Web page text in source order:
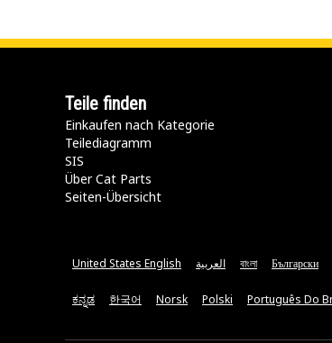
Teile finden
Einkaufen nach Kategorie
Teilediagramm
SIS
Über Cat Parts
Seiten-Übersicht
United States English العربية বাংলা Български
ಕನ್ನಡ 한국어 Norsk Polski Português Do